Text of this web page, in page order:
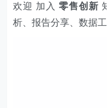
欢迎 加入 零售创新
析、报告分享、数据